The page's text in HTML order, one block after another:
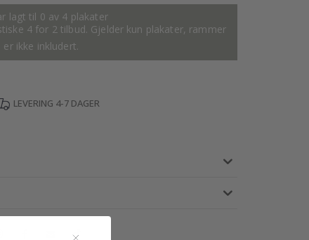
lagt til 0 av 4 plakater
4 for 2 tilbud. Gjelder kun plakater, rammer
er ikke inkludert.
LEVERING 4-7 DAGER